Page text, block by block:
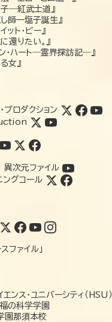
子―紅武士道』
し師—塩子誕生』
ット・ビー』
還りたい。』
・ハート―霊界探訪記―』
女』
プロダクション
異次元ファイル
ングコール
ファイル」
エンス・ユニバーシティ（HSU）
の科学学園
園那須本校